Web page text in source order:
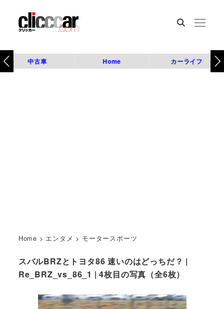
中古車 Home カーライフ
Home > エンタメ > モータースポーツ
スバルBRZとトヨタ86 速いのはどっちだ？ |
Re_BRZ_vs_86_1 | 4枚目の写真（全6枚）